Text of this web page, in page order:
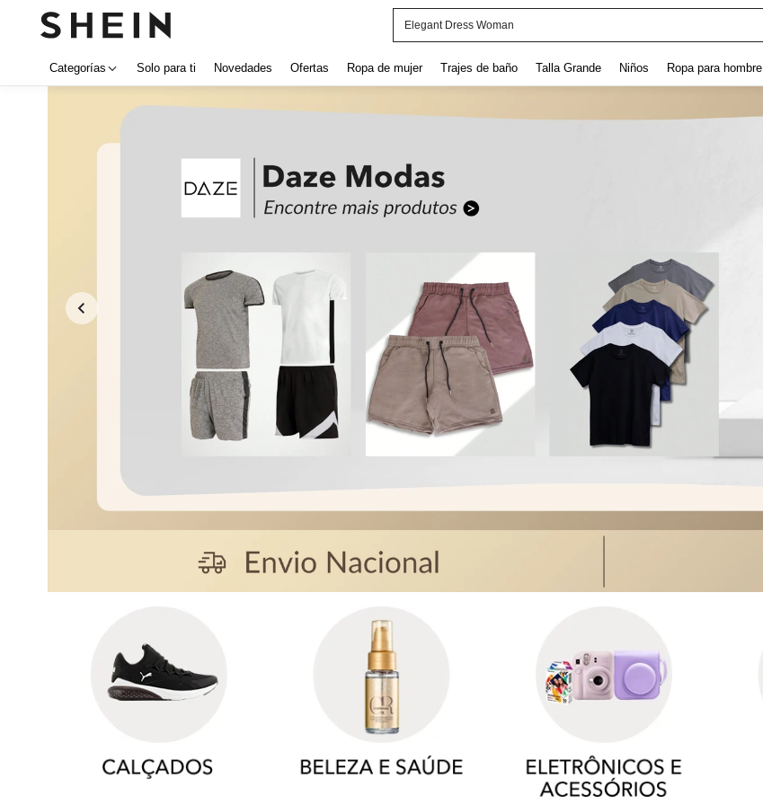
Elegant Dress Woman
Categorías Solo para ti Novedades Ofertas Ropa de mujer Trajes de baño Talla Grande Niños Ropa para hombre